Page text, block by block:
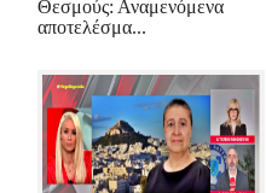
Θεσμούς: Αναμενόμενα
αποτελέσμα...